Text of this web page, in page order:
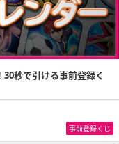
秒で引ける事前登録く
事前登録くじ